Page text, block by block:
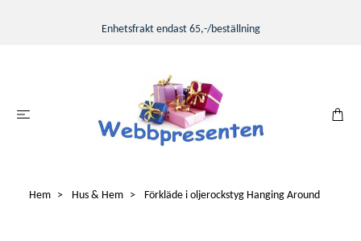
Enhetsfrakt endast 65,-/beställning
Hem Hus & Hem Förkläde i oljerockstyg Hanging Around